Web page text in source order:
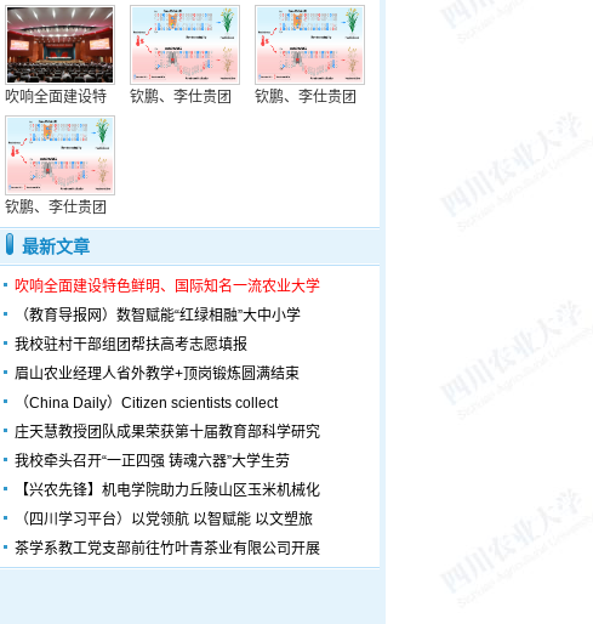
吹响全面建设特 钦鹏、李仕贵团 钦鹏、李仕贵团
钦鹏、李仕贵团
最新文章
吹响全面建设特色鲜明、国际知名一流农业大学
（教育导报网）数智赋能“红绿相融”大中小学
我校驻村干部组团帮扶高考志愿填报
眉山农业经理人省外教学+顶岗锻炼圆满结束
（China Daily）Citizen scientists collect
庄天慧教授团队成果荣获第十届教育部科学研究
我校牵头召开“一正四强 铸魂六器”大学生劳
【兴农先锋】机电学院助力丘陵山区玉米机械化
（四川学习平台）以党领航 以智赋能 以文塑旅
茶学系教工党支部前往竹叶青茶业有限公司开展